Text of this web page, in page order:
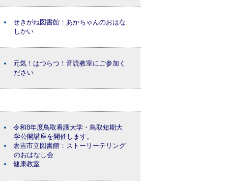
せきがね図書館：あかちゃんのおはな
しかい
元気！はつらつ！音読教室にご参加く
ださい
令和8年度鳥取看護大学・鳥取短期大
学公開講座を開催します。
倉吉市立図書館：ストーリーテリング
のおはなし会
健康教室